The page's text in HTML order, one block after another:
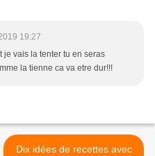
19:27
je vais la tenter tu en seras
la tienne ca va etre dur!!!
Dix idées de recettes avec